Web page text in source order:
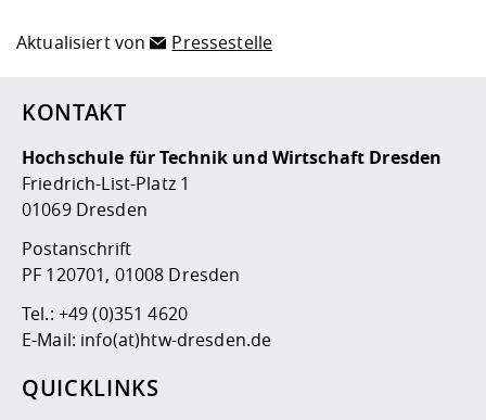
Aktualisiert von Pressestelle
KONTAKT
Hochschule für Technik und Wirtschaft Dresden
Friedrich-List-Platz 1
01069 Dresden
Postanschrift
PF 120701, 01008 Dresden
Tel.: +49 (0)351 4620
E-Mail: info(at)htw-dresden.de
QUICKLINKS